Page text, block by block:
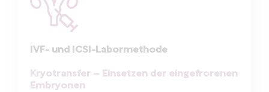
IVF- und ICSI-Labormethode
Kryotransfer – Einsetzen der eingefrorenen
Embryonen